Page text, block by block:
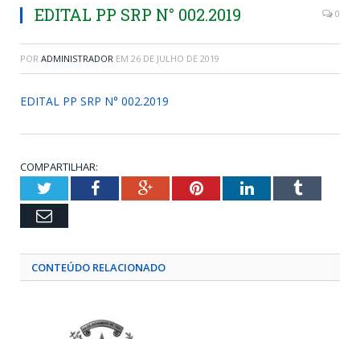
EDITAL PP SRP N° 002.2019 0
POR ADMINISTRADOR EM 26 DE JULHO DE 2019
EDITAL PP SRP N° 002.2019
COMPARTILHAR:
TwitterFacebookGoogle+PinterestLinkedInTumblr
Email
CONTEÚDO RELACIONADO